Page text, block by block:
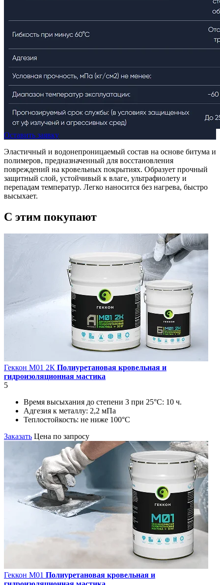
Оставить заявку
Эластичный и водонепроницаемый состав на основе битума и
полимеров, предназначенный для восстановления
повреждений на кровельных покрытиях. Образует прочный
защитный слой, устойчивый к влаге, ультрафиолету и
перепадам температур. Легко наносится без нагрева, быстро
высыхает.
C этим покупают
Геккон М01 2К Полиуретановая кровельная и
гидроизоляционная мастика
5
Время высыхания до степени 3 при 25°С: 10 ч.
Адгезия к металлу: 2,2 мПа
Теплостойкость: не ниже 100°С
Заказать Цена по запросу
Геккон М01 Полиуретановая кровельная и